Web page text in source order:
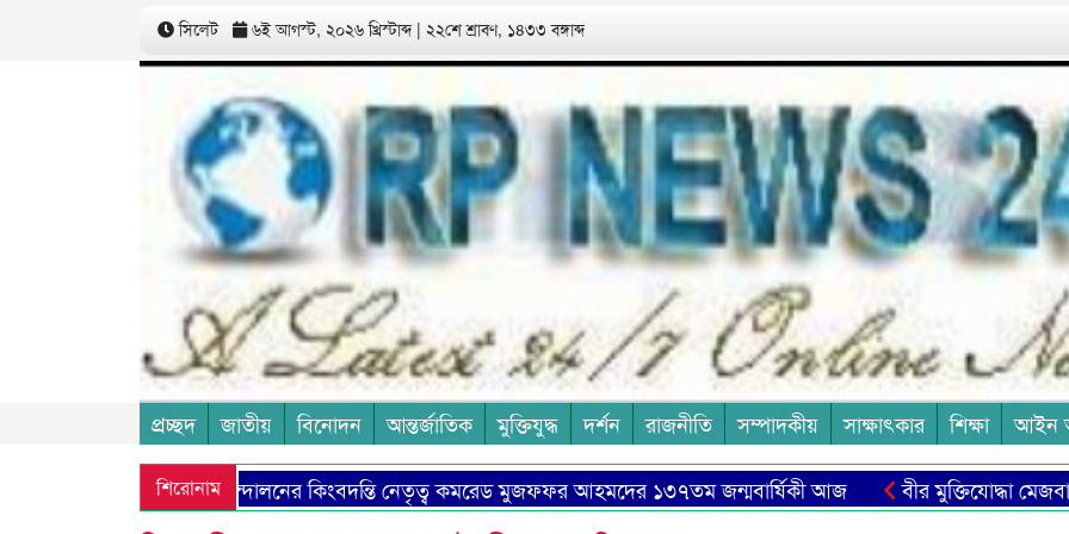
সিলেট ৬ই আগস্ট, ২০২৬ খ্রিস্টাব্দ | ২২শে শ্রাবণ, ১৪৩৩ বঙ্গাব্দ
প্রচ্ছদ জাতীয় বিনোদন আন্তর্জাতিক মুক্তিযুদ্ধ দর্শন রাজনীতি সম্পাদকীয় সাক্ষাৎকার শিক্ষা আইন
শিরোনাম
কমিউনিষ্ট আন্দোলনের কিংবদন্তি নেতৃত্ব কমরেড মুজফ্ফর আহমদের ১৩৭তম জন্মবার্ষিকী আজ বীর মুক্তিযোদ্ধা মেজবাহ